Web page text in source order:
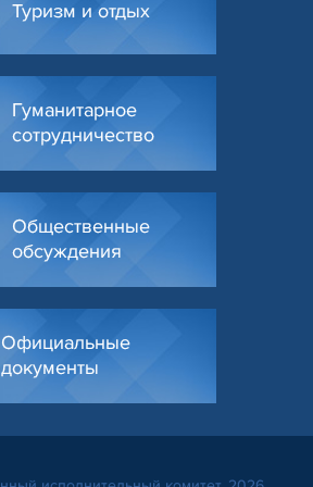
Туризм и отдых
Гуманитарное
сотрудничество
Общественные
обсуждения
Официальные
документы